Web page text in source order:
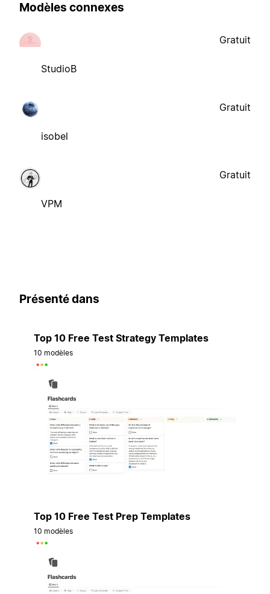
Modèles connexes
StudioB
Gratuit
isobel
Gratuit
VPM
Gratuit
Présenté dans
Top 10 Free Test Strategy Templates
10 modèles
Top 10 Free Test Prep Templates
10 modèles